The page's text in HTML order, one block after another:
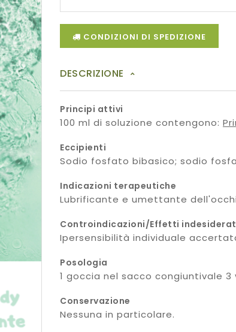
CONDIZIONI DI SPEDIZIONE
DESCRIZIONE
Principi attivi
100 ml di soluzione contengono:
Eccipienti
Sodio fosfato bibasico; sodio
Indicazioni terapeutiche
Lubrificante e umettante
Controindicazioni/Effetti
Ipersensibilità individuale
Posologia
1 goccia nel sacco congiuntivale
Conservazione
Nessuna in particolare.